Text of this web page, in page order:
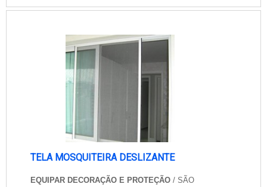
TELA MOSQUITEIRA DESLIZANTE
EQUIPAR DECORAÇÃO E PROTEÇÃO / SÃO